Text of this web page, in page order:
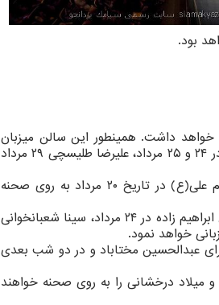
بین المللی اجرا خواهد داشت. همینطور این سالن میزبان
كنسرت هنرمندان دیگری همچون حمید عسكری در ۲۰ مرداد، ایهام در ۲۱ مرداد، فرزاد فرخ در ۲۴ و ۲۵ مرداد، علیرضا طلیسچی ۲۹ مرداد
رضا بهرام در هتل اسپیناس پالاس، گروه چارتا در برج میلاد و گروه ائلشن در سالن امام علی(ع) در تاریخ ۲۰ مرداد به روی صحنه
برج میلاد هم از اجراهای گروه موسیقی ایوان در ۲۱ مرداد، روزبه بمانی در ۲۲ مرداد، محسن ابراهیم زاده در ۲۴ مرداد، سینا شعبانخوانی
در شب اول میزبان اجرای عبدالحسین مختاباد و در دو شب بعدی
شب ۲۲ و ۲۳ مرداد اجرای گروه بادزنگ و میلاد درخشانی را به روی صحنه خواهند